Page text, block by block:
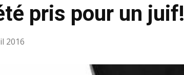
pris pour un juif!
2016